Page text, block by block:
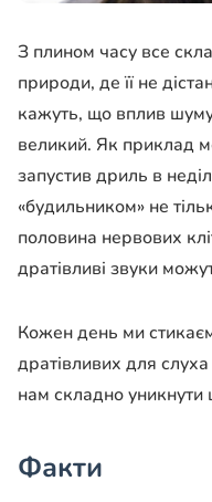
З плином часу все
природи, де її не
кажуть, що вплив
великий. Як приклад
запустив дриль в
«будильником» не
половина нервових
дратівливі звуки
Кожен день ми
дратівливих для
нам складно уникнути
Факти